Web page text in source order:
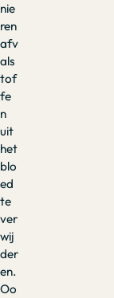
nie
ren
afv
als
tof
fe
n
uit
het
blo
ed
te
ver
wij
der
en.
Oo